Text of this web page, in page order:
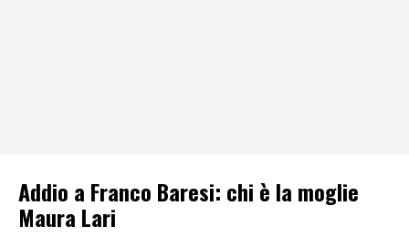
Addio a Franco Baresi: chi è la moglie
Maura Lari